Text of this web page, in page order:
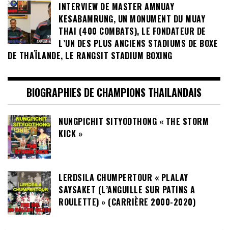
INTERVIEW DE MASTER AMNUAY
KESABAMRUNG, UN MONUMENT DU MUAY
THAI (400 COMBATS), LE FONDATEUR DE
L’UN DES PLUS ANCIENS STADIUMS DE BOXE
DE THAÏLANDE, LE RANGSIT STADIUM BOXING
BIOGRAPHIES DE CHAMPIONS THAILANDAIS
NUNGPICHIT SITYODTHONG « THE STORM
KICK »
LERDSILA CHUMPERTOUR « PLALAY
SAYSAKET (L’ANGUILLE SUR PATINS A
ROULETTE) » (CARRIÈRE 2000-2020)